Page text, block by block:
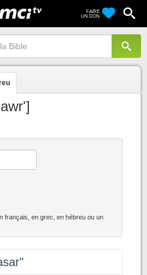
FAIRE
UN DON
français, en grec, en hébreu ou un